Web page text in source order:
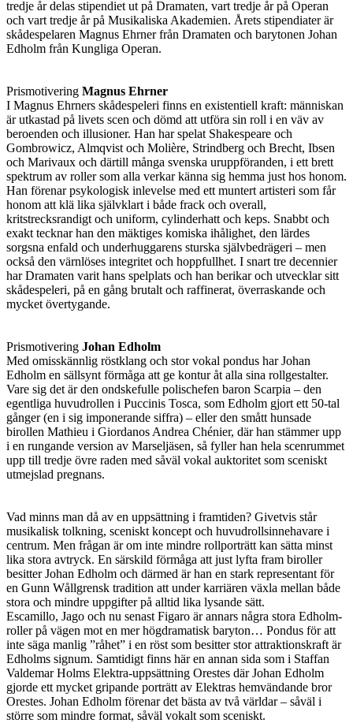
tredje år delas stipendiet ut på Dramaten, vart tredje år på Operan
och vart tredje år på Musikaliska Akademien. Årets stipendiater är
skådespelaren Magnus Ehrner från Dramaten och barytonen Johan
Edholm från Kungliga Operan.
Prismotivering Magnus Ehrner
I Magnus Ehrners skådespeleri finns en existentiell kraft: människan
är utkastad på livets scen och dömd att utföra sin roll i en väv av
beroenden och illusioner. Han har spelat Shakespeare och
Gombrowicz, Almqvist och Molière, Strindberg och Brecht, Ibsen
och Marivaux och därtill många svenska uruppföranden, i ett brett
spektrum av roller som alla verkar känna sig hemma just hos honom.
Han förenar psykologisk inlevelse med ett muntert artisteri som får
honom att klä lika självklart i både frack och overall,
kritstrecksrandigt och uniform, cylinderhatt och keps. Snabbt och
exakt tecknar han den mäktiges komiska ihålighet, den lärdes
sorgsna enfald och underhuggarens sturska självbedrägeri – men
också den värnlöses integritet och hoppfullhet. I snart tre decennier
har Dramaten varit hans spelplats och han berikar och utvecklar sitt
skådespeleri, på en gång brutalt och raffinerat, överraskande och
mycket övertygande.
Prismotivering Johan Edholm
Med omisskännlig röstklang och stor vokal pondus har Johan
Edholm en sällsynt förmåga att ge kontur åt alla sina rollgestalter.
Vare sig det är den ondskefulle polischefen baron Scarpia – den
egentliga huvudrollen i Puccinis Tosca, som Edholm gjort ett 50-tal
gånger (en i sig imponerande siffra) – eller den smått hunsade
birollen Mathieu i Giordanos Andrea Chénier, där han stämmer upp
i en rungande version av Marseljäsen, så fyller han hela scenrummet
upp till tredje övre raden med såväl vokal auktoritet som sceniskt
utmejslad pregnans.
Vad minns man då av en uppsättning i framtiden? Givetvis står
musikalisk tolkning, sceniskt koncept och huvudrollsinnehavare i
centrum. Men frågan är om inte mindre rollporträtt kan sätta minst
lika stora avtryck. En särskild förmåga att just lyfta fram biroller
besitter Johan Edholm och därmed är han en stark representant för
en Gunn Wållgrensk tradition att under karriären växla mellan både
stora och mindre uppgifter på alltid lika lysande sätt.
Escamillo, Jago och nu senast Figaro är annars några stora Edholm-
roller på vägen mot en mer högdramatisk baryton… Pondus för att
inte säga manlig ”råhet” i en röst som besitter stor attraktionskraft är
Edholms signum. Samtidigt finns här en annan sida som i Staffan
Valdemar Holms Elektra-uppsättning Orestes där Johan Edholm
gjorde ett mycket gripande porträtt av Elektras hemvändande bror
Orestes. Johan Edholm förenar det bästa av två världar – såväl i
större som mindre format, såväl vokalt som sceniskt.